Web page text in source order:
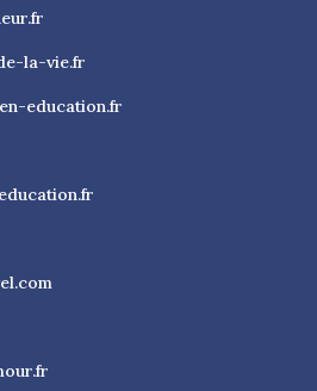
la-vie.fr
education.fr